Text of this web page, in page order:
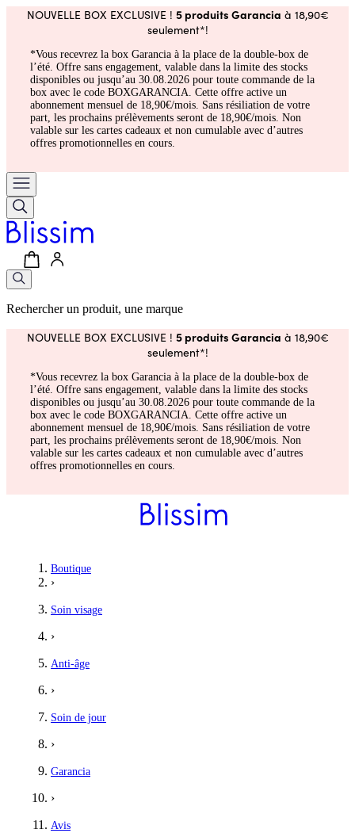
NOUVELLE BOX EXCLUSIVE ! 5 produits Garancia à 18,90€
seulement*!
*Vous recevrez la box Garancia à la place de la double-box de
l’été. Offre sans engagement, valable dans la limite des stocks
disponibles ou jusqu’au 30.08.2026 pour toute commande de la
box avec le code BOXGARANCIA. Cette offre active un
abonnement mensuel de 18,90€/mois. Sans résiliation de votre
part, les prochains prélèvements seront de 18,90€/mois. Non
valable sur les cartes cadeaux et non cumulable avec d’autres
offres promotionnelles en cours.
Rechercher un produit, une marque
NOUVELLE BOX EXCLUSIVE ! 5 produits Garancia à 18,90€
seulement*!
*Vous recevrez la box Garancia à la place de la double-box de
l’été. Offre sans engagement, valable dans la limite des stocks
disponibles ou jusqu’au 30.08.2026 pour toute commande de la
box avec le code BOXGARANCIA. Cette offre active un
abonnement mensuel de 18,90€/mois. Sans résiliation de votre
part, les prochains prélèvements seront de 18,90€/mois. Non
valable sur les cartes cadeaux et non cumulable avec d’autres
offres promotionnelles en cours.
Sylvie
Boutique
›
Soin visage
›
Anti-âge
›
Soin de jour
›
Garancia
›
Avis